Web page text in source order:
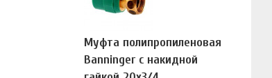
Муфта полипропиленовая
Banninger с накидной